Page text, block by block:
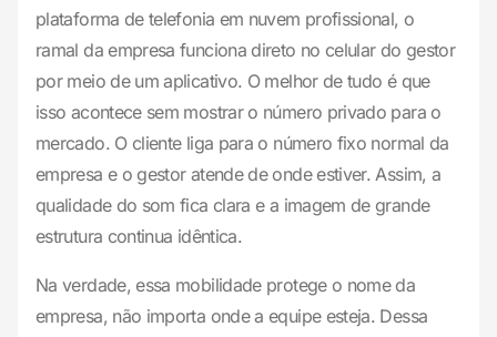
plataforma de telefonia em nuvem profissional, o
ramal da empresa funciona direto no celular do gestor
por meio de um aplicativo. O melhor de tudo é que
isso acontece sem mostrar o número privado para o
mercado. O cliente liga para o número fixo normal da
empresa e o gestor atende de onde estiver. Assim, a
qualidade do som fica clara e a imagem de grande
estrutura continua idêntica.
Na verdade, essa mobilidade protege o nome da
empresa, não importa onde a equipe esteja. Dessa